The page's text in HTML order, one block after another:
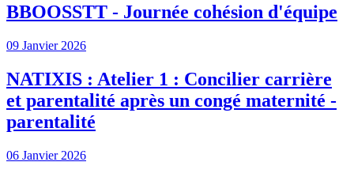
BBOOSSTT - Journée cohésion d'équipe
09 Janvier 2026
NATIXIS : Atelier 1 : Concilier carrière
et parentalité après un congé maternité -
parentalité
06 Janvier 2026